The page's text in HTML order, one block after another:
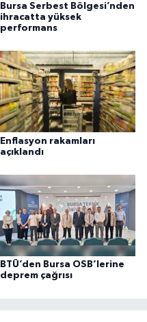
Bursa Serbest Bölgesi’nden
ihracatta yüksek
performans
Enflasyon rakamları
açıklandı
BTÜ’den Bursa OSB’lerine
deprem çağrısı